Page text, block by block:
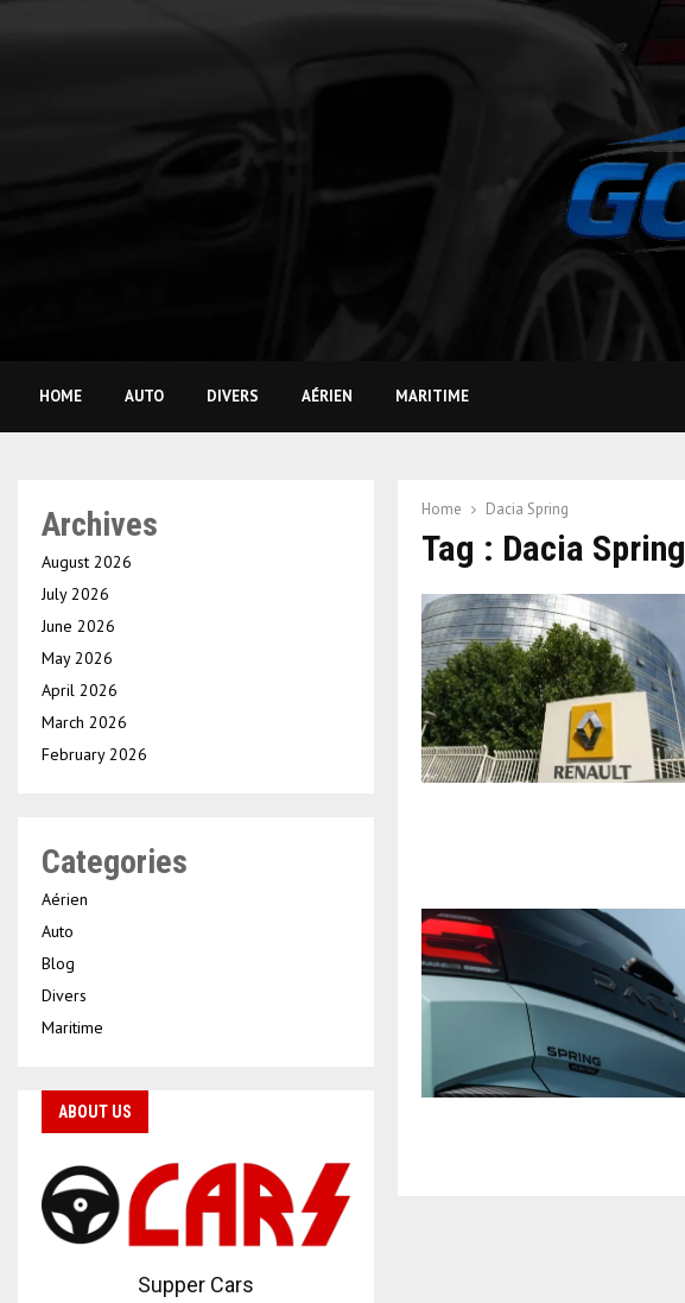
HOME AUTO DIVERS AÉRIEN MARITIME
Home Dacia Spring
Tag : Dacia Spring
Archives
August 2026
July 2026
June 2026
May 2026
April 2026
March 2026
February 2026
Categories
Aérien
Auto
Blog
Divers
Maritime
ABOUT US
Supper Cars